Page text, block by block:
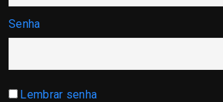
Senha
Lembrar senha